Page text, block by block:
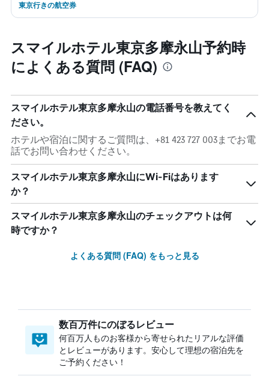
東京行きの航空券
スマイルホテル東京多摩永山予約時
によくある質問 (FAQ)
スマイルホテル東京多摩永山の電話番号を教えてく
ださい。
ホテルや宿泊に関するご質問は、+81 423 727 003までお電
話でお問い合わせください。
スマイルホテル東京多摩永山にWi-Fiはあります
か？
スマイルホテル東京多摩永山のチェックアウトは何
時ですか？
よくある質問 (FAQ) をもっと見る
数百万件にのぼるレビュー
何百万人ものお客様から寄せられたリアルな評価
とレビューがあります。安心して理想の宿泊先を
ご予約ください！